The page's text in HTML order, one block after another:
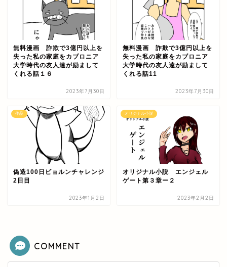
無料漫画 詐欺で3億円以上を
失った私の家庭をカブロニア
大学時代の友人達が励まして
くれる話１６
2023年7月30日
無料漫画 詐欺で3億円以上を
失った私の家庭をカブロニア
大学時代の友人達が励まして
くれる話11
2023年7月30日
作品
偽造100日ビョルンチャレンジ
2日目
2023年1月2日
オリジナル小説
オリジナル小説 エンジェル
ゲート第３章ー２
2023年2月2日
COMMENT